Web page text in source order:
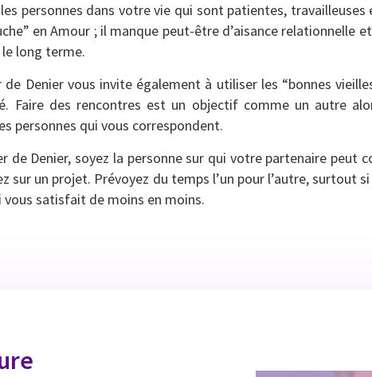
personnes dans votre vie qui sont patientes,
en Amour ; il manque peut-être d’aisance relationnelle
le long terme.
de Denier vous invite également à utiliser les “bonnes
Faire des rencontres est un objectif comme un autre
personnes qui vous correspondent.
de Denier, soyez la personne sur qui votre partenaire peut
un projet. Prévoyez du temps l’un pour l’autre, surtout
satisfait de moins en moins.